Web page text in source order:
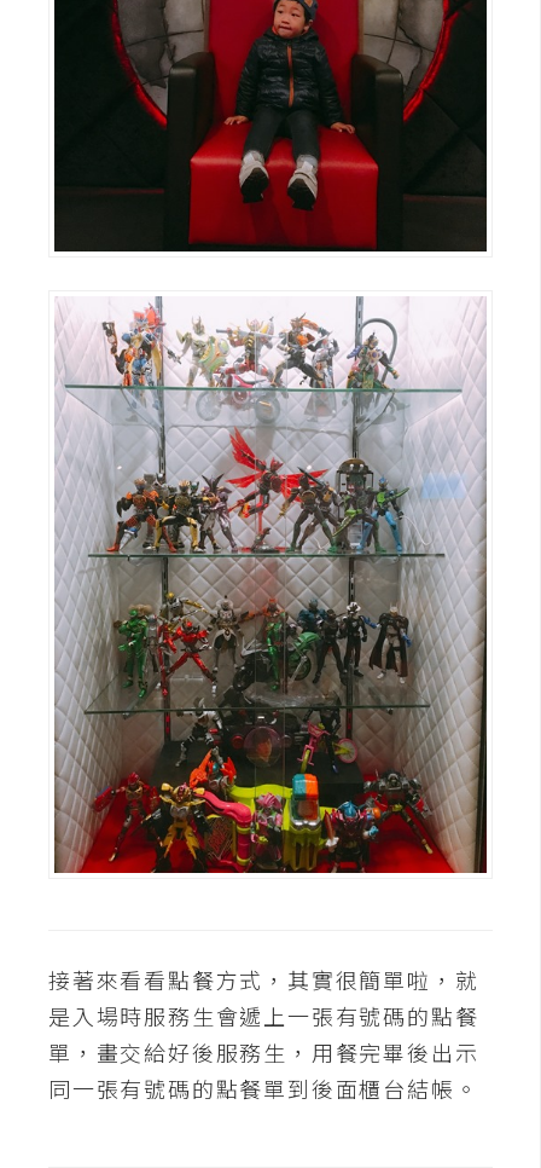
接著來看看點餐方式，其實很簡單啦，就
是入場時服務生會遞上一張有號碼的點餐
單，畫交給好後服務生，用餐完畢後出示
同一張有號碼的點餐單到後面櫃台結帳。